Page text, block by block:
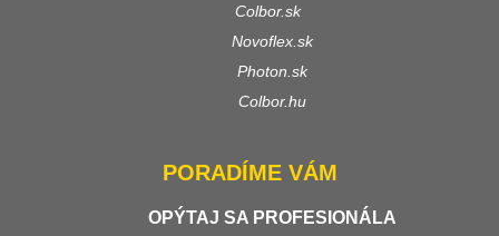
Colbor.sk
Novoflex.sk
Photon.sk
Colbor.hu
PORADÍME VÁM
OPÝTAJ SA PROFESIONÁLA